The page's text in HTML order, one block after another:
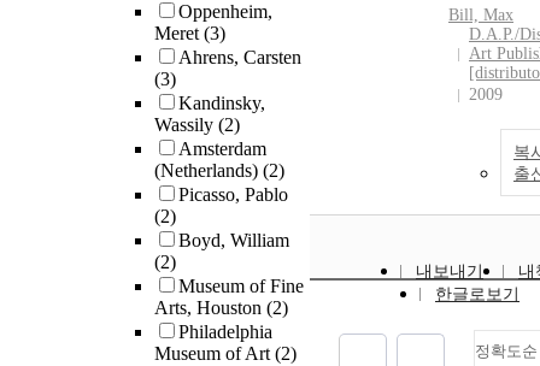
Oppenheim,
Meret(3)
Ahrens, Carsten
(3)
Kandinsky,
Wassily (2)
Amsterdam
(Netherlands) (2)
Picasso, Pablo
(2)
Boyd, William
(2)
Museum of Fine
Arts, Houston (2)
Philadelphia
Museum of Art(2)
Bill, Max
D.A.P./
Art
2009
복
출
내보내기
내
한글로보기
정확도순